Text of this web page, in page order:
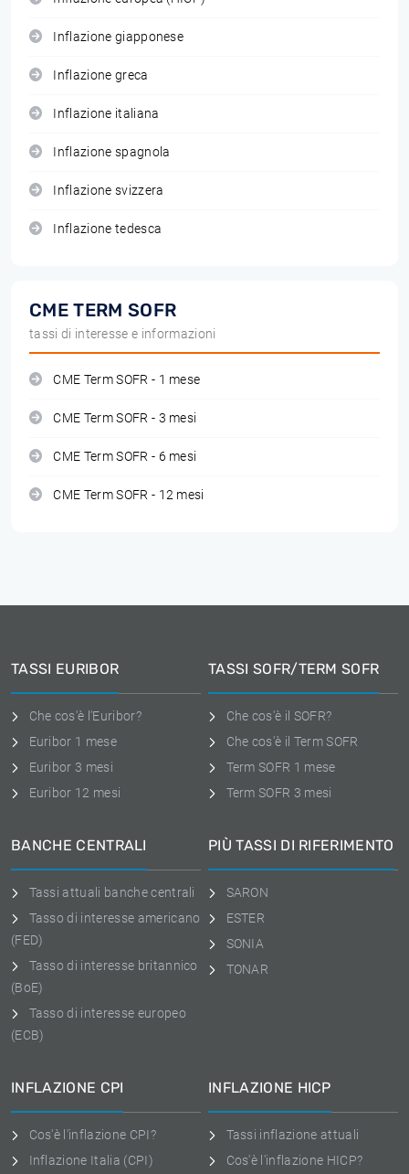
Inflazione giapponese
Inflazione greca
Inflazione italiana
Inflazione spagnola
Inflazione svizzera
Inflazione tedesca
CME TERM SOFR
tassi di interesse e informazioni
CME Term SOFR - 1 mese
CME Term SOFR - 3 mesi
CME Term SOFR - 6 mesi
CME Term SOFR - 12 mesi
TASSI EURIBOR
Che cos'è l'Euribor?
Euribor 1 mese
Euribor 3 mesi
Euribor 12 mesi
TASSI SOFR/TERM SOFR
Che cos'è il SOFR?
Che cos'è il Term SOFR
Term SOFR 1 mese
Term SOFR 3 mesi
BANCHE CENTRALI
Tassi attuali banche centrali
Tasso di interesse americano
(FED)
Tasso di interesse britannico
(BoE)
Tasso di interesse europeo
(ECB)
PIÙ TASSI DI RIFERIMENTO
SARON
ESTER
SONIA
TONAR
INFLAZIONE CPI
Cos'è l'inflazione CPI?
Inflazione Italia (CPI)
INFLAZIONE HICP
Tassi inflazione attuali
Cos'è l'inflazione HICP?